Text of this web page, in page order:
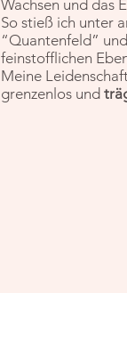
Wachsen und das
So stieß ich unter
“Quantenfeld”
feinstofflichen
Meine
grenzenlos und